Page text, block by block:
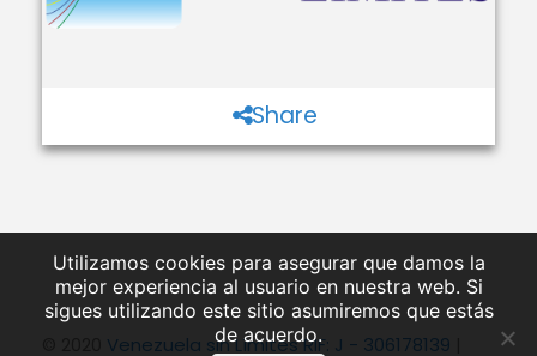
Share
Venezuela sin Límites RIF: J - 306178139
Utilizamos cookies para asegurar que damos la
mejor experiencia al usuario en nuestra web. Si
sigues utilizando este sitio asumiremos que estás
de acuerdo.